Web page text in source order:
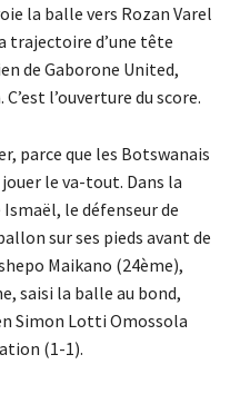
la balle vers Rozan Varel
trajectoire d’une tête
de Gaborone United,
l’ouverture du score.
parce que les Botswanais
le va-tout. Dans la
le défenseur de
sur ses pieds avant de
Maikano (24ème),
saisi la balle au bond,
Simon Lotti Omossola
(1-1).